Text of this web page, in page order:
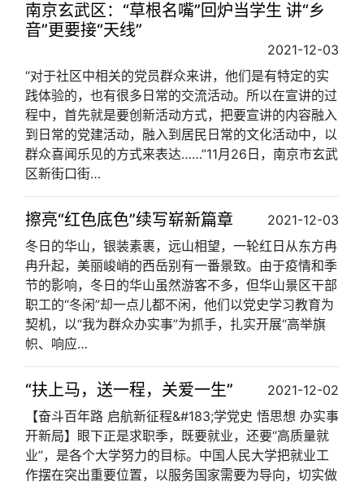
南京玄武区：“草根名嘴”回炉当学生 讲“乡
音”更要接“天线”
2021-12-03
“对于社区中相关的党员群众来讲，他们是有特定的实
践体验的，也有很多日常的交流活动。所以在宣讲的过
程中，首先就是要创新活动方式，把要宣讲的内容融入
到日常的党建活动，融入到居民日常的文化活动中，以
群众喜闻乐见的方式来表达……”11月26日，南京市玄武
区新街口街…
擦亮“红色底色”续写崭新篇章
2021-12-03
冬日的华山，银装素裹，远山相望，一轮红日从东方冉
冉升起，美丽峻峭的西岳别有一番景致。由于疫情和季
节的影响，冬日的华山虽然游客不多，但华山景区干部
职工的“冬闲”却一点儿都不闲，他们以党史学习教育为
契机，以“我为群众办实事”为抓手，扎实开展“高举旗
帜、响应…
“扶上马，送一程，关爱一生”
2021-12-02
【奋斗百年路 启航新征程&#183;学党史 悟思想 办实事
开新局】眼下正是求职季，既要就业，还要“高质量就
业”，是各个大学努力的目标。中国人民大学把就业工
作摆在突出重要位置，以服务国家需要为导向，切实做